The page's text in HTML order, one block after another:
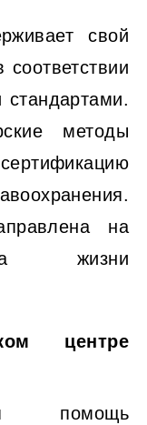
свой
соответствии
методы
на
жизни
центре
помощь